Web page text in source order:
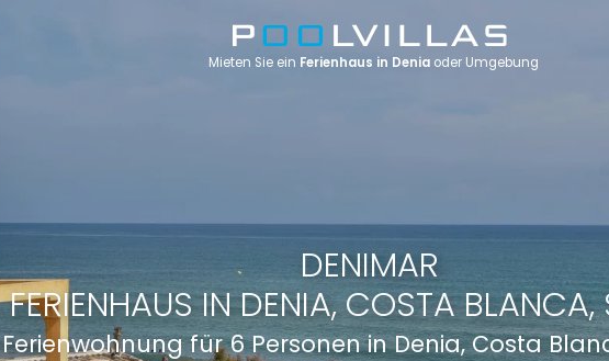
DENIMAR
FERIENHAUS IN DENIA, COSTA BLANCA,
Ferienwohnung für 6 Personen in Denia, Costa
Mieten Sie ein Ferienhaus in Deniaoder Umgebung